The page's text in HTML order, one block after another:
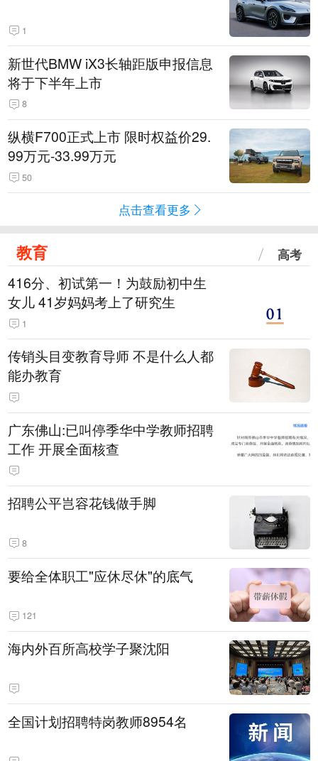
1
新世代BMW iX3长轴距版申报信息
将于下半年上市
8
纵横F700正式上市 限时权益价29.
99万元-33.99万元
50
点击查看更多
教育 高考
416分、初试第一！为鼓励初中生
女儿 41岁妈妈考上了研究生
1
传销头目变教育导师 不是什么人都
能办教育
广东佛山:已叫停季华中学教师招聘
工作 开展全面核查
招聘公平岂容花钱做手脚
8
要给全体职工"应休尽休"的底气
121
海内外百所高校学子聚沈阳
全国计划招聘特岗教师8954名